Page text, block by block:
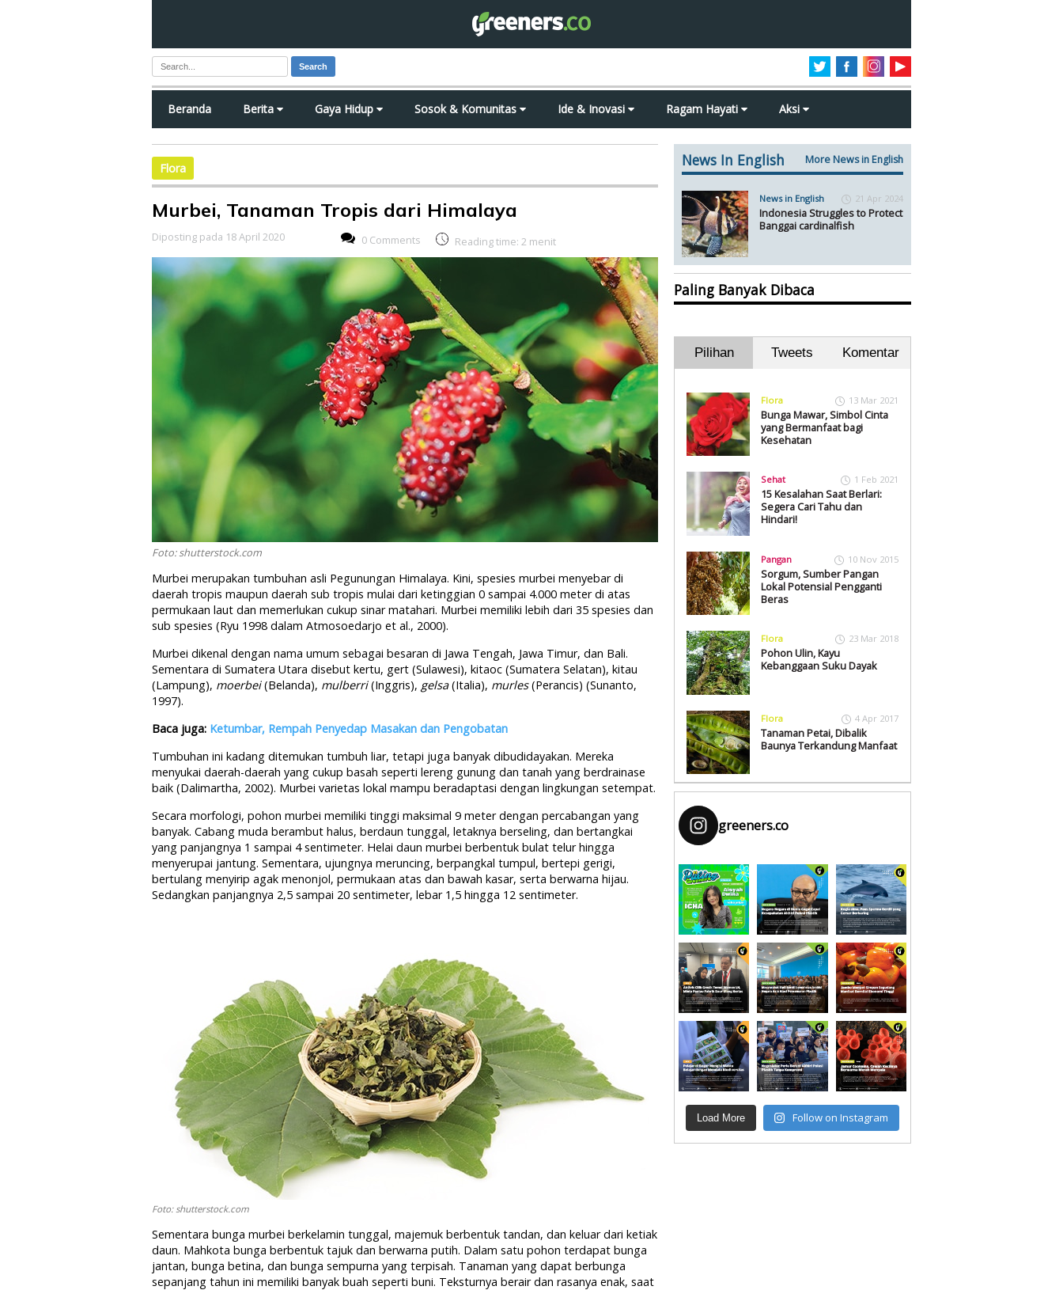
Search
Beranda Berita Gaya Hidup Sosok & Komunitas Ide & Inovasi Ragam Hayati Aksi
Flora
Murbei, Tanaman Tropis dari Himalaya
Diposting pada 18 April 2020 0 Comments Reading time: 2 menit
Foto: shutterstock.com
Murbei merupakan tumbuhan asli Pegunungan Himalaya. Kini, spesies murbei menyebar di
daerah tropis maupun daerah sub tropis mulai dari ketinggian 0 sampai 4.000 meter di atas
permukaan laut dan memerlukan cukup sinar matahari. Murbei memiliki lebih dari 35 spesies dan
sub spesies (Ryu 1998 dalam Atmosoedarjo et al., 2000).
Murbei dikenal dengan nama umum sebagai besaran di Jawa Tengah, Jawa Timur, dan Bali.
Sementara di Sumatera Utara disebut kertu, gert (Sulawesi), kitaoc (Sumatera Selatan), kitau
(Lampung), moerbei(Belanda), mulberri(Inggris), gelsa(Italia), murles(Perancis) (Sunanto,
1997).
Baca juga: Ketumbar, Rempah Penyedap Masakan dan Pengobatan
Tumbuhan ini kadang ditemukan tumbuh liar, tetapi juga banyak dibudidayakan. Mereka
menyukai daerah-daerah yang cukup basah seperti lereng gunung dan tanah yang berdrainase
baik (Dalimartha, 2002). Murbei varietas lokal mampu beradaptasi dengan lingkungan setempat.
Secara morfologi, pohon murbei memiliki tinggi maksimal 9 meter dengan percabangan yang
banyak. Cabang muda berambut halus, berdaun tunggal, letaknya berseling, dan bertangkai
yang panjangnya 1 sampai 4 sentimeter. Helai daun murbei berbentuk bulat telur hingga
menyerupai jantung. Sementara, ujungnya meruncing, berpangkal tumpul, bertepi gerigi,
bertulang menyirip agak menonjol, permukaan atas dan bawah kasar, serta berwarna hijau.
Sedangkan panjangnya 2,5 sampai 20 sentimeter, lebar 1,5 hingga 12 sentimeter.
Foto: shutterstock.com
Sementara bunga murbei berkelamin tunggal, majemuk berbentuk tandan, dan keluar dari ketiak
daun. Mahkota bunga berbentuk tajuk dan berwarna putih. Dalam satu pohon terdapat bunga
jantan, bunga betina, dan bunga sempurna yang terpisah. Tanaman yang dapat berbunga
sepanjang tahun ini memiliki banyak buah seperti buni. Teksturnya berair dan rasanya enak, saat
News In English More News in English
News in English 21 Apr 2024
Indonesia Struggles to Protect
Banggai cardinalfish
Paling Banyak Dibaca
Pilihan Tweets Komentar
Flora 13 Mar 2021
Bunga Mawar, Simbol Cinta
yang Bermanfaat bagi
Kesehatan
Sehat 1 Feb 2021
15 Kesalahan Saat Berlari:
Segera Cari Tahu dan
Hindari!
Pangan 10 Nov 2015
Sorgum, Sumber Pangan
Lokal Potensial Pengganti
Beras
Flora 23 Mar 2018
Pohon Ulin, Kayu
Kebanggaan Suku Dayak
Flora 4 Apr 2017
Tanaman Petai, Dibalik
Baunya Terkandung Manfaat
greeners.co
Load More Follow on Instagram